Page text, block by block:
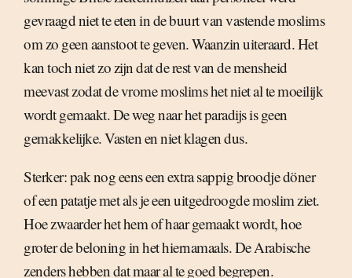
gevraagd niet te eten in de buurt van vastende moslims
om zo geen aanstoot te geven. Waanzin uiteraard. Het
kan toch niet zo zijn dat de rest van de mensheid
meevast zodat de vrome moslims het niet al te moeilijk
wordt gemaakt. De weg naar het paradijs is geen
gemakkelijke. Vasten en niet klagen dus.
Sterker: pak nog eens een extra sappig broodje döner
of een patatje met als je een uitgedroogde moslim ziet.
Hoe zwaarder het hem of haar gemaakt wordt, hoe
groter de beloning in het hiernamaals. De Arabische
zenders hebben dat maar al te goed begrepen.